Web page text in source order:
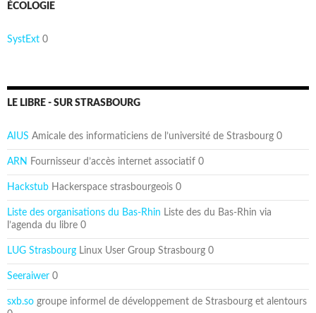
ÉCOLOGIE
SystExt 0
LE LIBRE - SUR STRASBOURG
AIUS Amicale des informaticiens de l’université de Strasbourg 0
ARN Fournisseur d’accès internet associatif 0
Hackstub Hackerspace strasbourgeois 0
Liste des organisations du Bas-Rhin Liste des du Bas-Rhin via
l’agenda du libre 0
LUG Strasbourg Linux User Group Strasbourg 0
Seeraiwer 0
sxb.so groupe informel de développement de Strasbourg et alentours